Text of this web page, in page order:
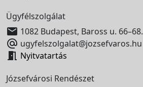
Ügyfélszolgálat
 1082 Budapest, Baross u. 66–68.
 ugyfelszolgalat@jozsefvaros.hu
 Nyitvatartás
Józsefvárosi Rendészet